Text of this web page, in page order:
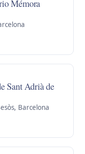
Mémora
Sant Adrià de
Barcelona